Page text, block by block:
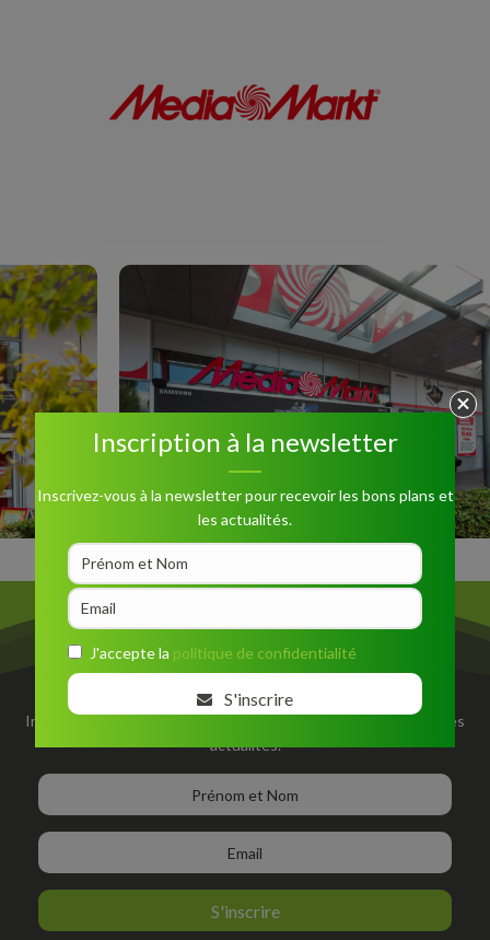
Inscription à la newsletter
Inscrivez-vous à la newsletter pour recevoir les bons plans et les
actualités.
S'inscrire
Inscription à la newsletter
Inscrivez-vous à la newsletter pour recevoir les bons plans et
les actualités.
J'accepte la politique de confidentialité
S'inscrire